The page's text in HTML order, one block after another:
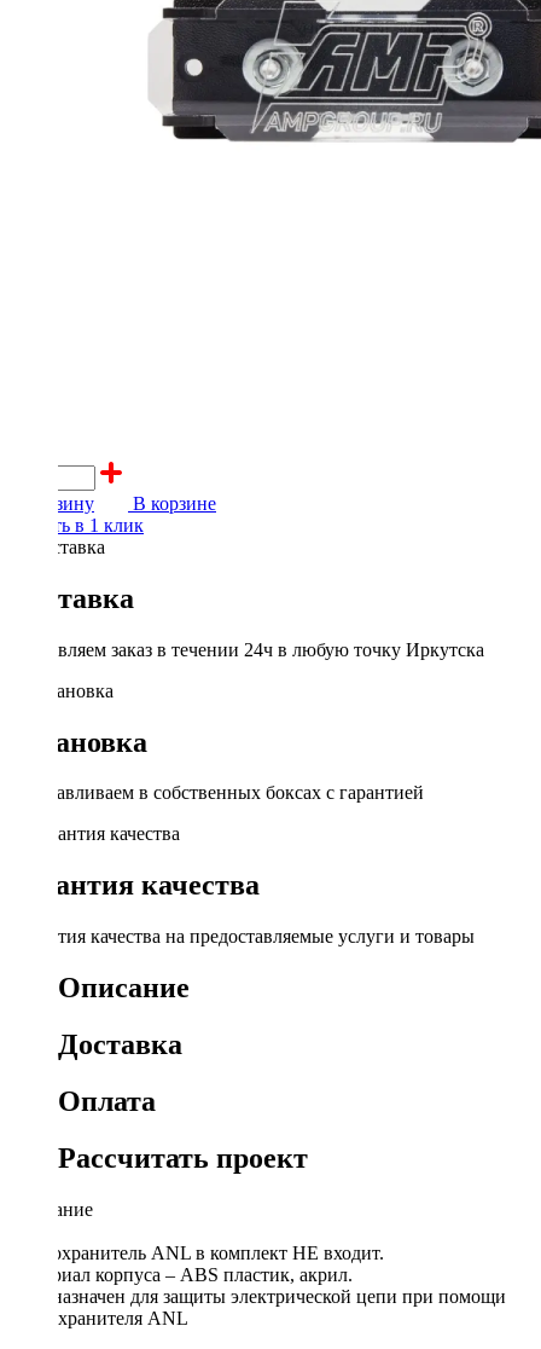
В корзину
В корзине
Купить в 1 клик
Доставка
Доставляем заказ в течении 24ч в любую точку Иркутска
Установка
Устанавливаем в собственных боксах с гарантией
Гарантия качества
Гарантия качества на предоставляемые услуги и товары
Описание
Доставка
Оплата
Рассчитать проект
Описание
Предохранитель ANL в комплект НЕ входит.
Материал корпуса – ABS пластик, акрил.
Предназначен для защиты электрической цепи при помощи
предохранителя ANL